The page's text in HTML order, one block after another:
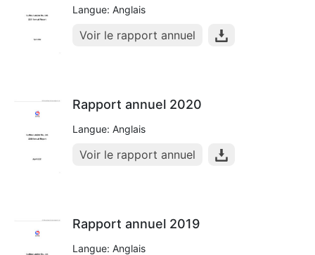
Langue: Anglais
Voir le rapport annuel
Rapport annuel 2020
Langue: Anglais
Voir le rapport annuel
Rapport annuel 2019
Langue: Anglais